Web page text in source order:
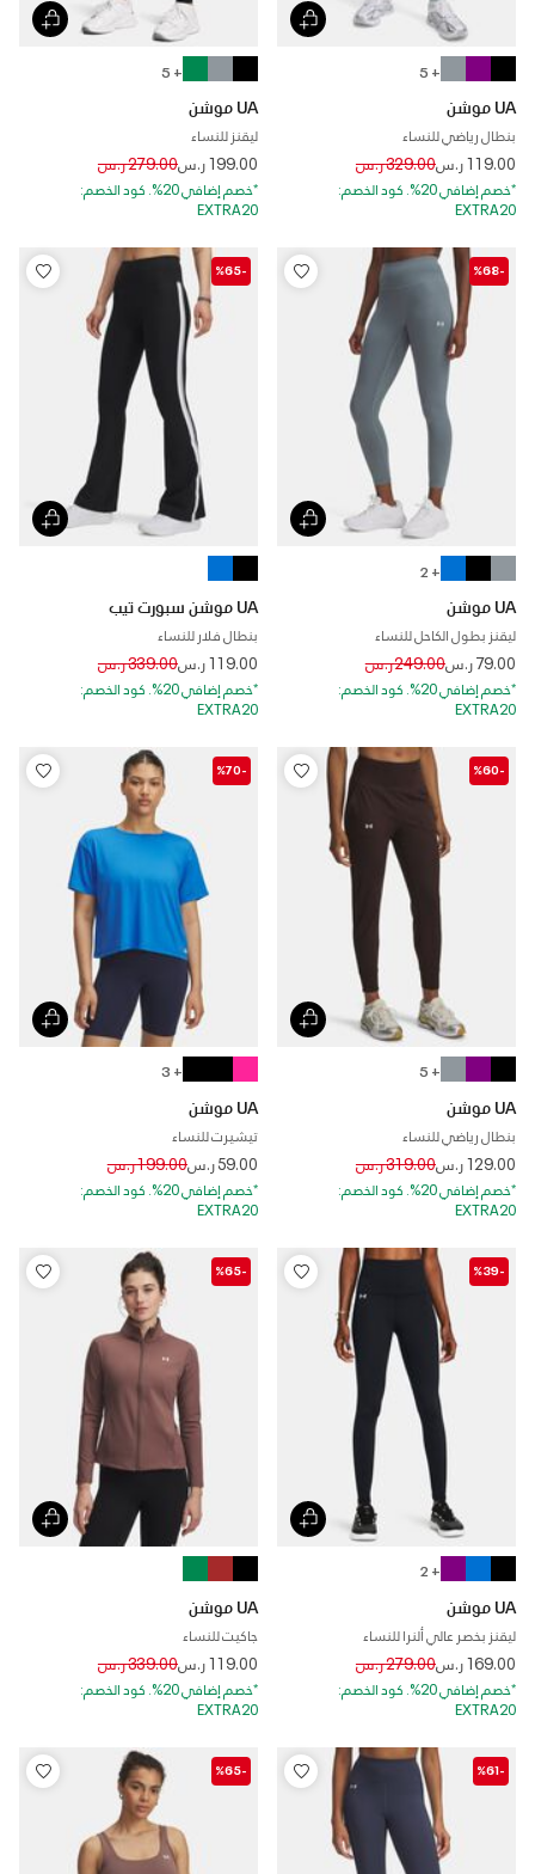
+ 5
UA موشن
بنطال رياضي للنساء
119.00 ر.س Price reduced from
329.00 ر.س to
*خصم إضافي 20%. كود الخصم:
EXTRA20
+ 5
UA موشن
ليقنز للنساء
199.00 ر.س Price reduced from
279.00 ر.س to
*خصم إضافي 20%. كود الخصم:
EXTRA20
-%68
+ 2
UA موشن
ليقنز بطول الكاحل للنساء
79.00 ر.س Price reduced from
249.00 ر.س to
*خصم إضافي 20%. كود الخصم:
EXTRA20
-%65
UA موشن سبورت تيب
بنطال فلار للنساء
119.00 ر.س Price reduced from
339.00 ر.س to
*خصم إضافي 20%. كود الخصم:
EXTRA20
-%60
+ 5
UA موشن
بنطال رياضي للنساء
129.00 ر.س Price reduced from
319.00 ر.س to
*خصم إضافي 20%. كود الخصم:
EXTRA20
-%70
+ 3
UA موشن
تيشيرت للنساء
59.00 ر.س Price reduced from
199.00 ر.س to
*خصم إضافي 20%. كود الخصم:
EXTRA20
-%39
+ 2
UA موشن
ليقنز بخصر عالي ألنرا للنساء
169.00 ر.س Price reduced from
279.00 ر.س to
*خصم إضافي 20%. كود الخصم:
EXTRA20
-%65
UA موشن
جاكيت للنساء
119.00 ر.س Price reduced from
339.00 ر.س to
*خصم إضافي 20%. كود الخصم:
EXTRA20
-%61
-%65